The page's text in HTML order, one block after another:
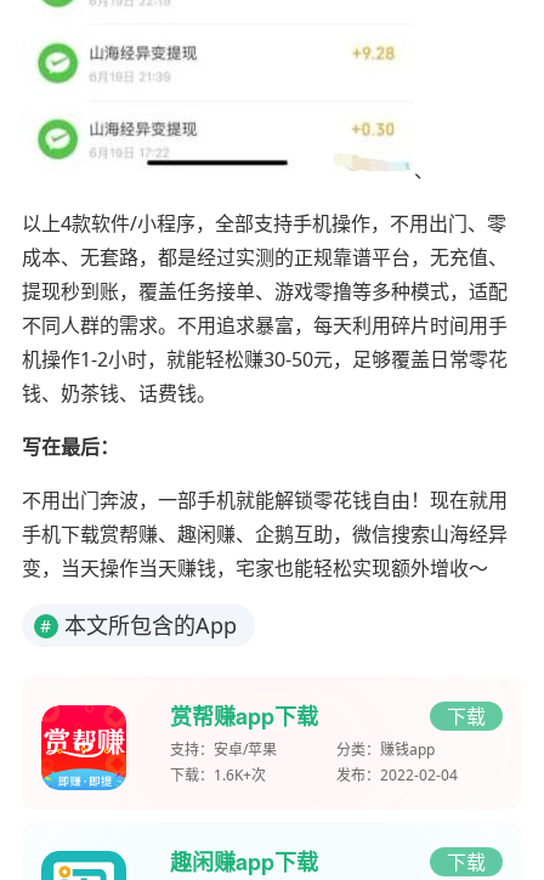
、
以上4款软件/小程序，全部支持手机操作，不用出门、零
成本、无套路，都是经过实测的正规靠谱平台，无充值、
提现秒到账，覆盖任务接单、游戏零撸等多种模式，适配
不同人群的需求。不用追求暴富，每天利用碎片时间用手
机操作1-2小时，就能轻松赚30-50元，足够覆盖日常零花
钱、奶茶钱、话费钱。
写在最后：
不用出门奔波，一部手机就能解锁零花钱自由！现在就用
手机下载赏帮赚、趣闲赚、企鹅互助，微信搜索山海经异
变，当天操作当天赚钱，宅家也能轻松实现额外增收～
# 本文所包含的App
赏帮赚app下载 下载
支持： 安卓/苹果 分类： 赚钱app
下载： 1.6K+次 发布： 2022-02-04
趣闲赚app下载 下载